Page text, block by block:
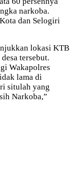
narkoba.
dan Selogiri
lokasi KTB
tersebut.
Wakapolres
lama di
situlah yang
Narkoba,”